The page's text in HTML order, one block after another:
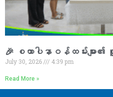
🎉 စထာပါနာဝန်ထမ်းများ
July 30, 2026 4:39 pm
Read More »